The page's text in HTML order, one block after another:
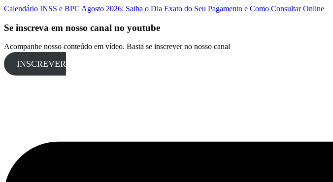
Calendário INSS e BPC Agosto 2026: Saiba o Dia Exato do Seu Pagamento e Como Consultar Online
Se inscreva em nosso canal no youtube
Acompanhe nosso conteúdo em vídeo. Basta se inscrever no nosso canal
INSCREVER